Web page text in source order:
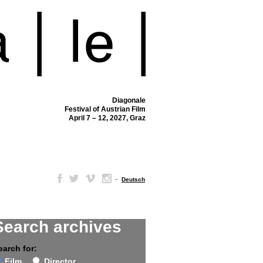
Diagonale
Festival of Austrian Film
April 7 – 12, 2027, Graz
– Deutsch
archives
for: